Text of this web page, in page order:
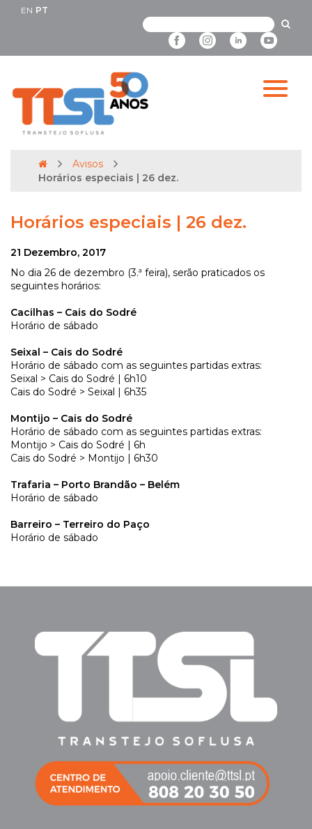
EN PT
Avisos
Horários especiais | 26 dez.
Horários especiais | 26 dez.
21 Dezembro, 2017
No dia 26 de dezembro (3.ª feira), serão praticados os
seguintes horários:
Cacilhas – Cais do Sodré
Horário de sábado
Seixal – Cais do Sodré
Horário de sábado com as seguintes partidas extras:
Seixal > Cais do Sodré | 6h10
Cais do Sodré > Seixal | 6h35
Montijo – Cais do Sodré
Horário de sábado com as seguintes partidas extras:
Montijo > Cais do Sodré | 6h
Cais do Sodré > Montijo | 6h30
Trafaria – Porto Brandão – Belém
Horário de sábado
Barreiro – Terreiro do Paço
Horário de sábado